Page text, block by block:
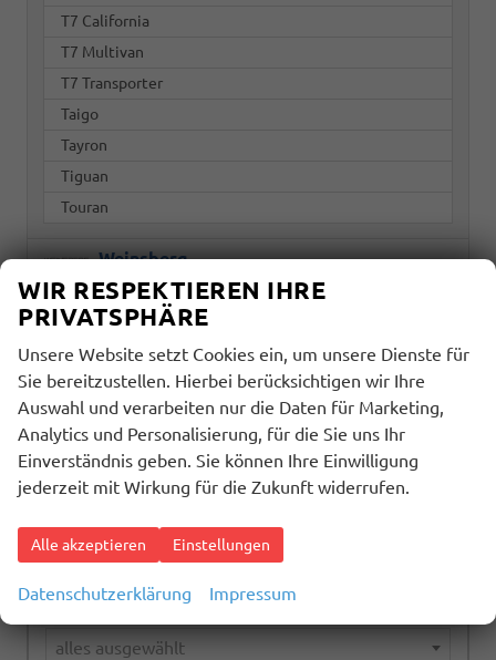
T7 California
T7 Multivan
T7 Transporter
Taigo
Tayron
Tiguan
Touran
Weinsberg
Modell
alles ausgewählt
alles ausgewählt
alles ausgewählt
WIR RESPEKTIEREN IHRE
PRIVATSPHÄRE
Unsere Website setzt Cookies ein, um unsere Dienste für
Sie bereitzustellen. Hierbei berücksichtigen wir Ihre
Auswahl und verarbeiten nur die Daten für Marketing,
Analytics und Personalisierung, für die Sie uns Ihr
Einverständnis geben. Sie können Ihre Einwilligung
jederzeit mit Wirkung für die Zukunft widerrufen.
Alle akzeptieren Einstellungen
Datenschutzerklärung Impressum